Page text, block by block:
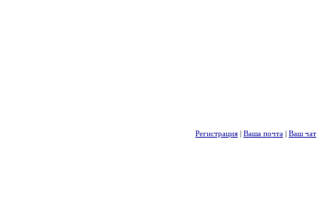
Регистрация | Ваша почта | Ваш чат